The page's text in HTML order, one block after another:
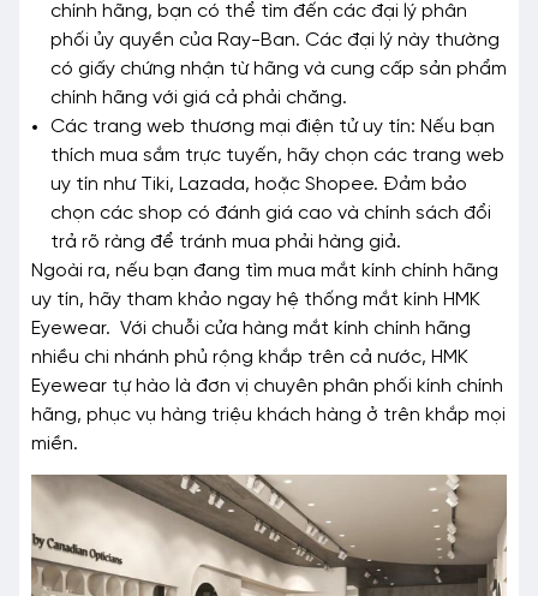
chính hãng, bạn có thể tìm đến các đại lý phân
phối ủy quyền của Ray-Ban. Các đại lý này thường
có giấy chứng nhận từ hãng và cung cấp sản phẩm
chính hãng với giá cả phải chăng.
Các trang web thương mại điện tử uy tín: Nếu bạn
thích mua sắm trực tuyến, hãy chọn các trang web
uy tín như Tiki, Lazada, hoặc Shopee. Đảm bảo
chọn các shop có đánh giá cao và chính sách đổi
trả rõ ràng để tránh mua phải hàng giả.
Ngoài ra, nếu bạn đang tìm mua mắt kính chính hãng
uy tín, hãy tham khảo ngay hệ thống mắt kính HMK
Eyewear. Với chuỗi cửa hàng mắt kính chính hãng
nhiều chi nhánh phủ rộng khắp trên cả nước, HMK
Eyewear tự hào là đơn vị chuyên phân phối kính chính
hãng, phục vụ hàng triệu khách hàng ở trên khắp mọi
miền.